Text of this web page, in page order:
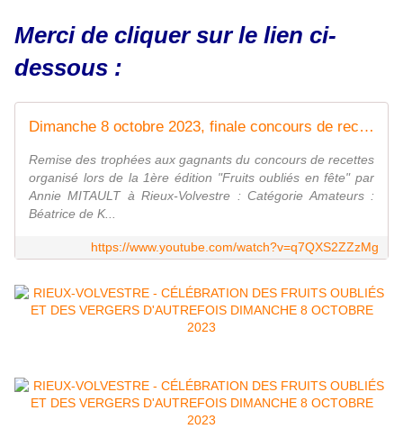
Merci de cliquer sur le lien ci-
dessous :
Dimanche 8 octobre 2023, finale concours de recettes autour des fruits oubliés à Rieux Volvestre.
Remise des trophées aux gagnants du concours de recettes
organisé lors de la 1ère édition "Fruits oubliés en fête" par
Annie MITAULT à Rieux-Volvestre : Catégorie Amateurs :
Béatrice de K...
https://www.youtube.com/watch?v=q7QXS2ZZzMg